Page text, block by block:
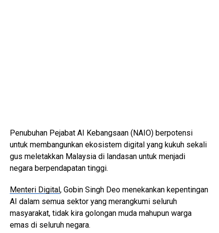
Penubuhan Pejabat AI Kebangsaan (NAIO) berpotensi
untuk membangunkan ekosistem digital yang kukuh sekali
gus meletakkan Malaysia di landasan untuk menjadi
negara berpendapatan tinggi.
Menteri Digital, Gobin Singh Deo menekankan kepentingan
AI dalam semua sektor yang merangkumi seluruh
masyarakat, tidak kira golongan muda mahupun warga
emas di seluruh negara.